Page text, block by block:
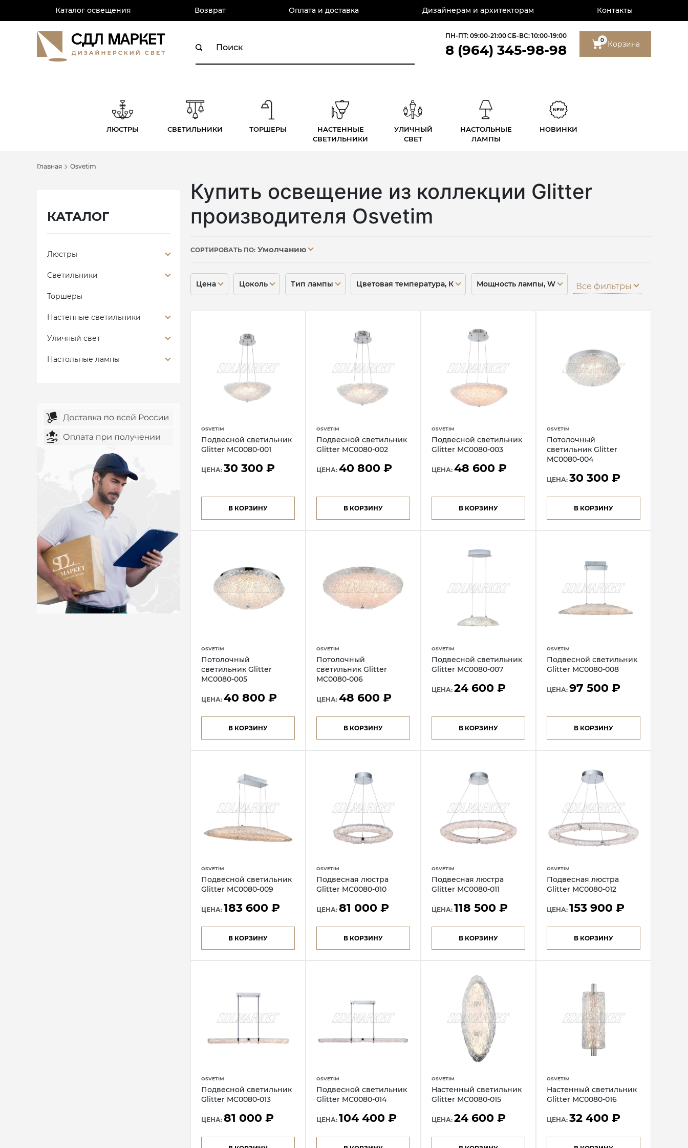
Каталог освещения Возврат Оплата и доставка Дизайнерам и архитекторам Контакты
ПН-ПТ: 09:00-21:00СБ-ВС: 10:00-19:00
8 (964) 345-98-98
0 Корзина
ЛЮСТРЫ СВЕТИЛЬНИКИ ТОРШЕРЫ
НАСТЕННЫЕ
СВЕТИЛЬНИКИ
УЛИЧНЫЙ
СВЕТ
НАСТОЛЬНЫЕ
ЛАМПЫ
НОВИНКИ
Главная Osvetim
КАТАЛОГ
Люстры
Светильники
Торшеры
Настенные светильники
Уличный свет
Настольные лампы
Купить освещение из коллекции Glitter
производителя Osvetim
СОРТИРОВАТЬ ПО: Умолчанию
Цена Цоколь Тип лампы Цветовая температура, К Мощность лампы, W Все фильтры
OSVETIM
Подвесной светильник
Glitter MC0080-001
ЦЕНА: 30 300 ₽
В КОРЗИНУ
OSVETIM
Подвесной светильник
Glitter MC0080-002
ЦЕНА: 40 800 ₽
В КОРЗИНУ
OSVETIM
Подвесной светильник
Glitter MC0080-003
ЦЕНА: 48 600 ₽
В КОРЗИНУ
OSVETIM
Потолочный
светильник Glitter
MC0080-004
ЦЕНА: 30 300 ₽
В КОРЗИНУ
OSVETIM
Потолочный
светильник Glitter
MC0080-005
ЦЕНА: 40 800 ₽
В КОРЗИНУ
OSVETIM
Потолочный
светильник Glitter
MC0080-006
ЦЕНА: 48 600 ₽
В КОРЗИНУ
OSVETIM
Подвесной светильник
Glitter MC0080-007
ЦЕНА: 24 600 ₽
В КОРЗИНУ
OSVETIM
Подвесной светильник
Glitter MC0080-008
ЦЕНА: 97 500 ₽
В КОРЗИНУ
OSVETIM
Подвесной светильник
Glitter MC0080-009
ЦЕНА: 183 600 ₽
В КОРЗИНУ
OSVETIM
Подвесная люстра
Glitter MC0080-010
ЦЕНА: 81 000 ₽
В КОРЗИНУ
OSVETIM
Подвесная люстра
Glitter MC0080-011
ЦЕНА: 118 500 ₽
В КОРЗИНУ
OSVETIM
Подвесная люстра
Glitter MC0080-012
ЦЕНА: 153 900 ₽
В КОРЗИНУ
OSVETIM
Подвесной светильник
Glitter MC0080-013
ЦЕНА: 81 000 ₽
OSVETIM
Подвесной светильник
Glitter MC0080-014
ЦЕНА: 104 400 ₽
OSVETIM
Настенный светильник
Glitter MC0080-015
ЦЕНА: 24 600 ₽
OSVETIM
Настенный светильник
Glitter MC0080-016
ЦЕНА: 32 400 ₽